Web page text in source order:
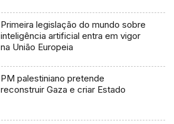
Primeira legislação do mundo sobre
inteligência artificial entra em vigor
na União Europeia
PM palestiniano pretende
reconstruir Gaza e criar Estado